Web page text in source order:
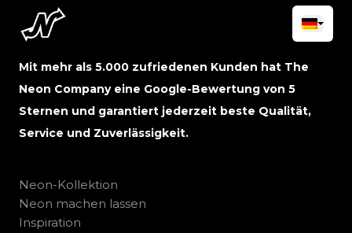
Mit mehr als 5.000 zufriedenen Kunden hat The
Neon Company eine Google-Bewertung von 5
Sternen und garantiert jederzeit beste Qualität,
Service und Zuverlässigkeit.
Neon-Kollektion
Neon machen lassen
Inspiration